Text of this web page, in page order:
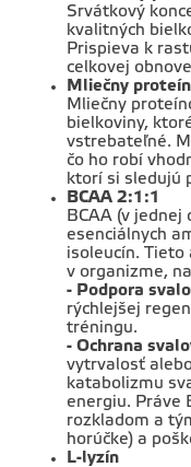
Srvátkový
kvalitných
Prispieva k
celkovej
Mliečny
Mliečny
bielkoviny,
vstrebateľné.
čo ho robí
ktorí si sledujú
BCAA 2:1:1
BCAA (v
esenciálnych
isoleucín.
v organizme,
- Podpora
rýchlejšej
tréningu.
- Ochrana
vytrvalosť
katabolizmu
energiu. Práve
rozkladom a
horúčke) a
L-lyzín